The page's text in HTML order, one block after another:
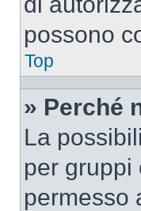
possono
Top
» Perché
La
per gruppi
permesso